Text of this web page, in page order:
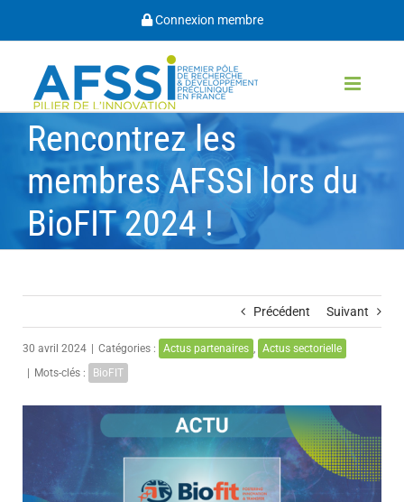
contenu
Connexion membre
Rencontrez les
membres AFSSI lors du
BioFIT 2024 !
Précédent Suivant
30 avril 2024 Catégories : Actus partenaires , Actus sectorielle
Mots-clés : BioFIT